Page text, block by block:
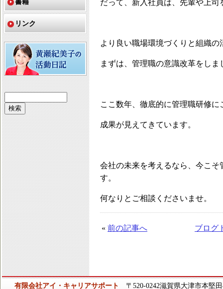
だって、新入社員は、先輩や上
より良い職場環境づくりと組織の
まずは、管理職の意識改革をしま
ここ数年、徹底的に管理職研修
成果が見えてきています。
会社の未来を考えるなら、今こ
す。
何なりとご相談くださいませ。
« 前の記事へ ブログ
リンク
有限会社アイ・キャリアサポート
〒520-0242滋賀県大津市本堅